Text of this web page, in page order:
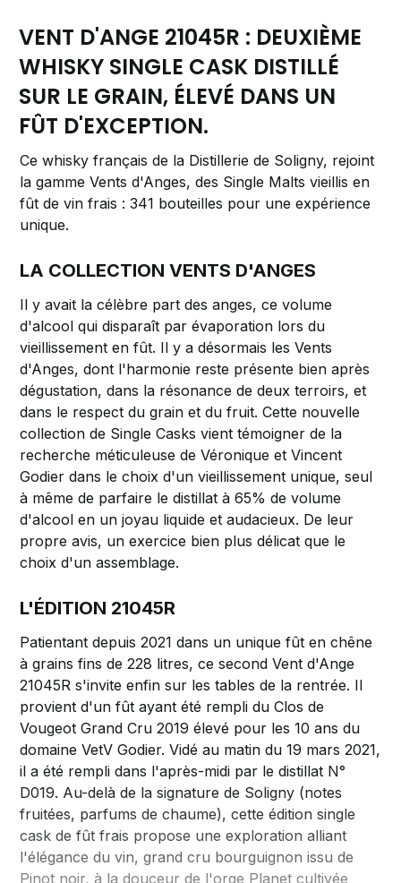
VENT D'ANGE 21045R : DEUXIÈME
WHISKY SINGLE CASK DISTILLÉ
SUR LE GRAIN, ÉLEVÉ DANS UN
FÛT D'EXCEPTION.
Ce whisky français de la Distillerie de Soligny, rejoint
la gamme Vents d'Anges, des Single Malts vieillis en
fût de vin frais : 341 bouteilles pour une expérience
unique.
LA COLLECTION VENTS D'ANGES
Il y avait la célèbre part des anges, ce volume
d'alcool qui disparaît par évaporation lors du
vieillissement en fût. Il y a désormais les Vents
d'Anges, dont l'harmonie reste présente bien après
dégustation, dans la résonance de deux terroirs, et
dans le respect du grain et du fruit. Cette nouvelle
collection de Single Casks vient témoigner de la
recherche méticuleuse de Véronique et Vincent
Godier dans le choix d'un vieillissement unique, seul
à même de parfaire le distillat à 65% de volume
d'alcool en un joyau liquide et audacieux. De leur
propre avis, un exercice bien plus délicat que le
choix d'un assemblage.
L'ÉDITION 21045R
Patientant depuis 2021 dans un unique fût en chêne
à grains fins de 228 litres, ce second Vent d'Ange
21045R s'invite enfin sur les tables de la rentrée. Il
provient d'un fût ayant été rempli du Clos de
Vougeot Grand Cru 2019 élevé pour les 10 ans du
domaine VetV Godier. Vidé au matin du 19 mars 2021,
il a été rempli dans l'après-midi par le distillat N°
D019. Au-delà de la signature de Soligny (notes
fruitées, parfums de chaume), cette édition single
cask de fût frais propose une exploration alliant
l'élégance du vin, grand cru bourguignon issu de
Pinot noir, à la douceur de l'orge Planet cultivée